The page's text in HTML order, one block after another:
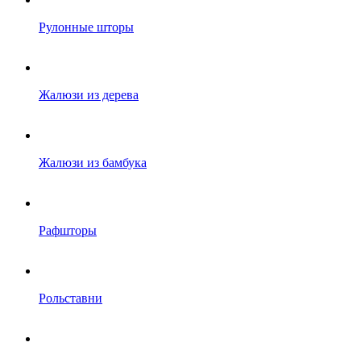
Рулонные шторы
Жалюзи из дерева
Жалюзи из бамбука
Рафшторы
Рольставни